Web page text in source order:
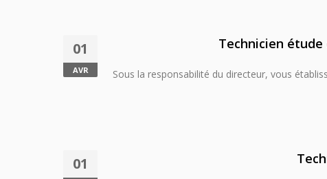
01
AVR
Technicien étude
Sous la responsabilité du directeur, vous
01